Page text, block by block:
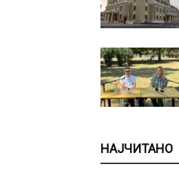
НАЈЧИТАНО